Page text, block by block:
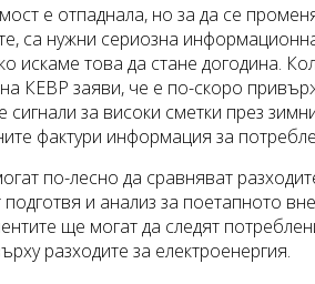
е отпаднала, но за да се
са нужни сериозна
искаме това да стане догодина.
КЕВР заяви, че е по-скоро
сигнали за високи сметки през
фактури информация за
по-лесно да сравняват
подготвя и анализ за поетапното
ще могат да следят
разходите за електроенергия.